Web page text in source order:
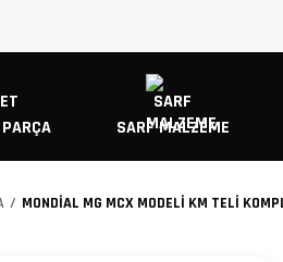
SARF MALZEME
MONDİAL MG MCX MODELİ KM TELİ